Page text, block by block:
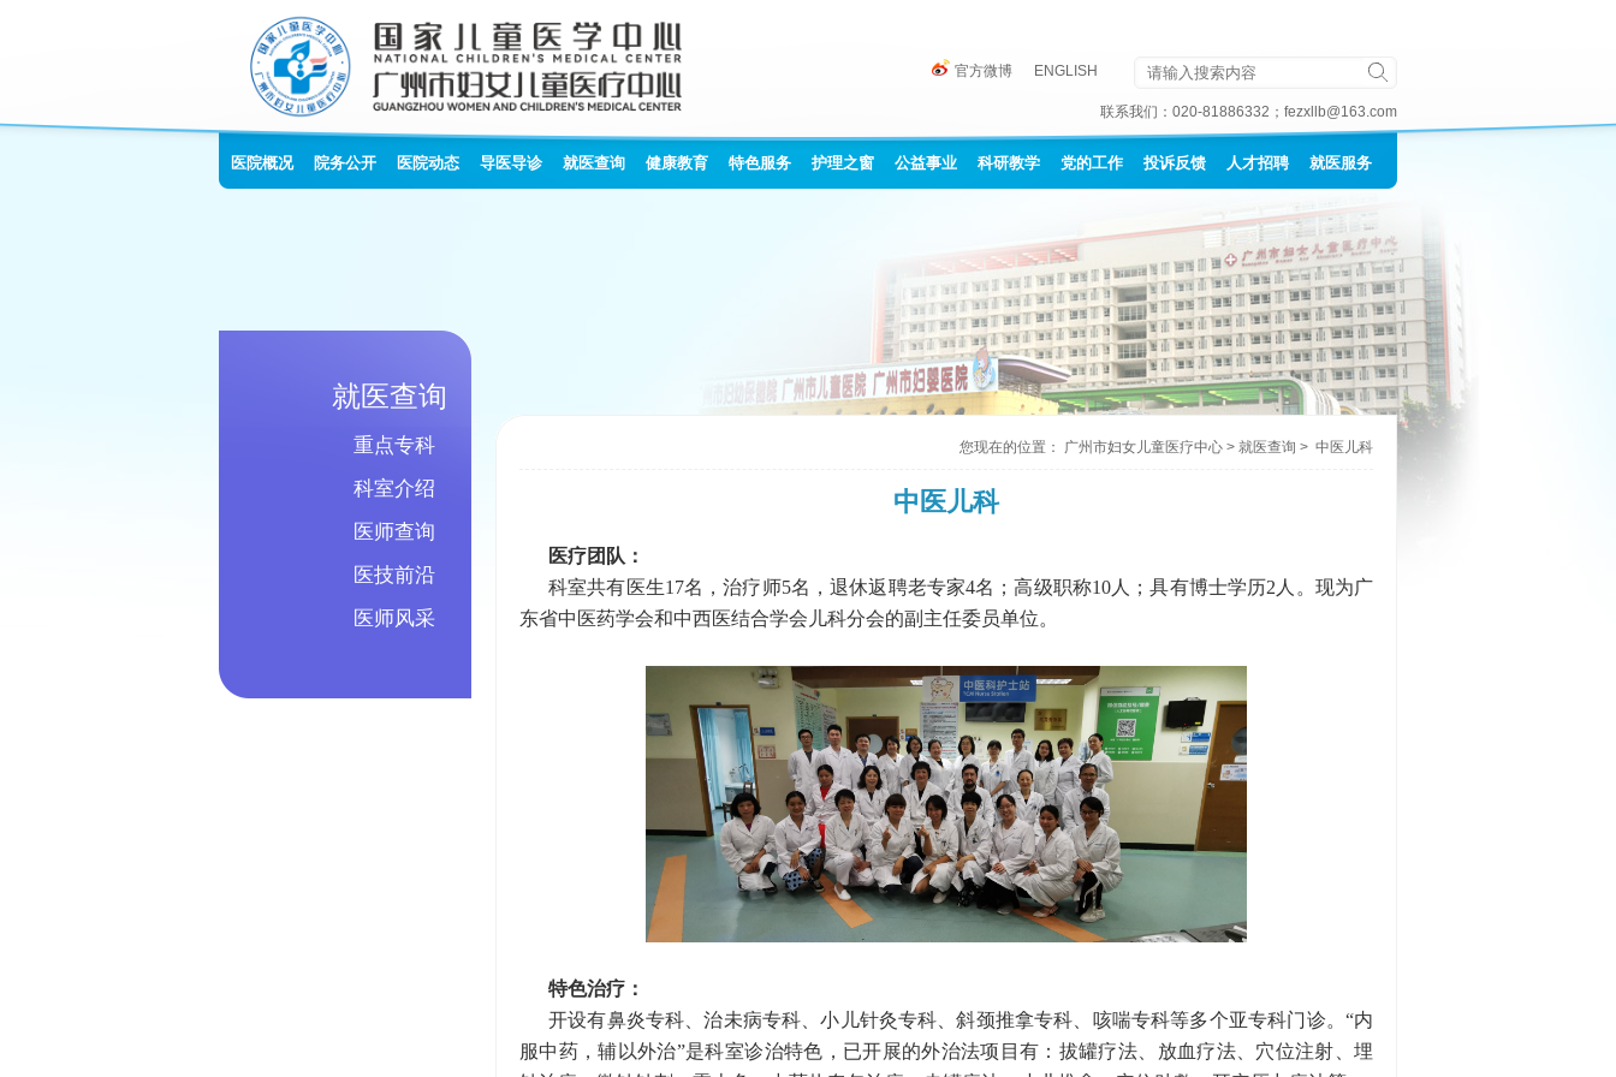
官方微博 ENGLISH
联系我们： 020-81886332 ； fezxllb@163.com
医院概况 院务公开 医院动态 导医导诊 就医查询 健康教育 特色服务 护理之窗 公益事业 科研教学 党的工作 投诉反馈 人才招聘 就医服务
就医查询
重点专科
科室介绍
医师查询
医技前沿
医师风采
您现在的位置： 广州市妇女儿童医疗中心 > 就医查询 > 中医儿科
中医儿科
医疗团队：
科室共有医生17名，治疗师5名，退休返聘老专家4名；高级职称10人；具有博士学历2人。现为广
东省中医药学会和中西医结合学会儿科分会的副主任委员单位。
特色治疗：
开设有鼻炎专科、治未病专科、小儿针灸专科、斜颈推拿专科、咳喘专科等多个亚专科门诊。“内
服中药，辅以外治”是科室诊治特色，已开展的外治法项目有：拔罐疗法、放血疗法、穴位注射、埋